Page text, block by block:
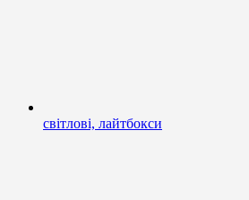
світлові, лайтбокси